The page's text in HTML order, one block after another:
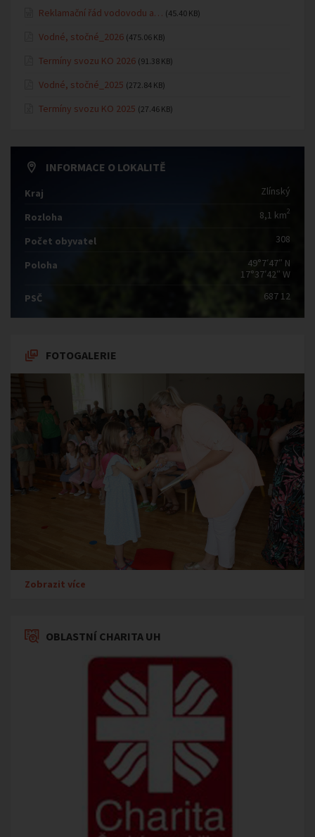
Reklamační řád vodovodu a… (45.40 KB)
Vodné, stočné_2026 (475.06 KB)
Termíny svozu KO 2026 (91.38 KB)
Vodné, stočné_2025 (272.84 KB)
Termíny svozu KO 2025 (27.46 KB)
INFORMACE O LOKALITĚ
Kraj Zlínský
Rozloha 8,1 km2
Počet obyvatel 308
Poloha
49°7′47″ N
17°37′42″ W
PSČ
687 12
FOTOGALERIE
Zobrazit více
OBLASTNÍ CHARITA UH